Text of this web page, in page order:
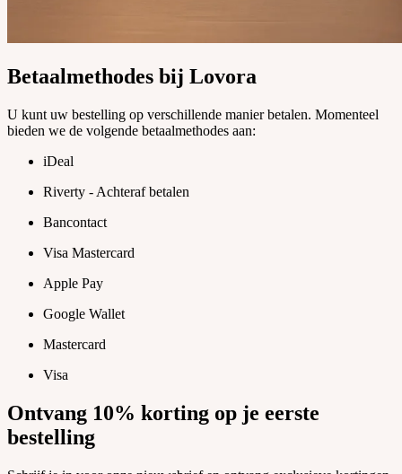
Betaalmethodes bij Lovora
U kunt uw bestelling op verschillende manier betalen. Momenteel
bieden we de volgende betaalmethodes aan:
iDeal
Riverty - Achteraf betalen
Bancontact
Visa Mastercard
Apple Pay
Google Wallet
Mastercard
Visa
Ontvang 10% korting op je eerste
bestelling